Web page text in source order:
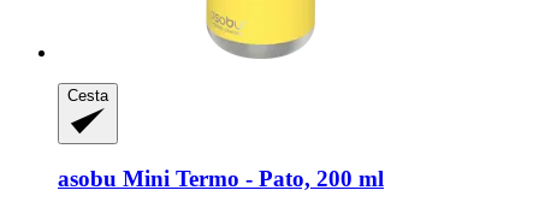
Cesta
asobu Mini Termo -​ Pato, 200 ml